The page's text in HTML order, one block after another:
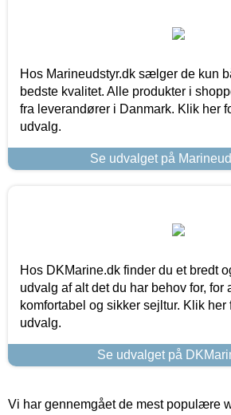
Hos Marineudstyr.dk sælger de kun
bedste kvalitet. Alle produkter i
fra leverandører i Danmark. Klik her
udvalg.
Se udvalget på
Hos DKMarine.dk finder du et bredt
udvalg af alt det du har behov for, for
komfortabel og sikker sejltur. Klik her
udvalg.
Se udvalget på
Vi har gennemgået de mest populære